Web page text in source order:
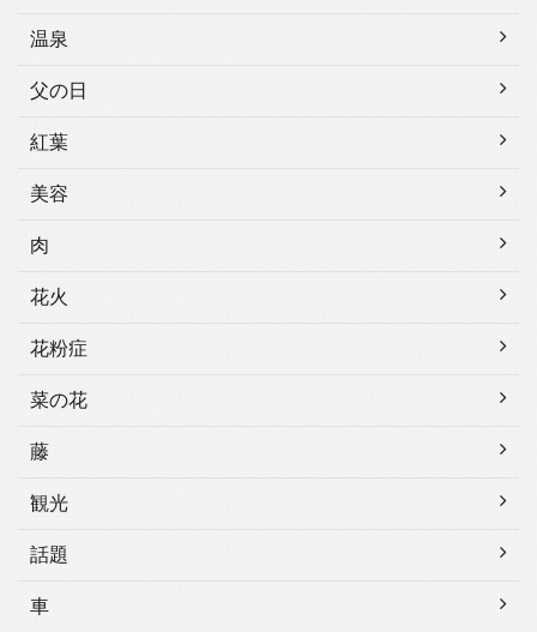
温泉
父の日
紅葉
美容
肉
花火
花粉症
菜の花
藤
観光
話題
車